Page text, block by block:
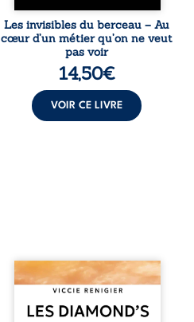
Les invisibles du berceau – Au
cœur d’un métier qu’on ne veut
pas voir
14,50€
VOIR CE LIVRE
Revenge est à la tête des
Diamond’s, un clan de motards
aussi réputé et respecté que
redouté dans tout le pays. Rien